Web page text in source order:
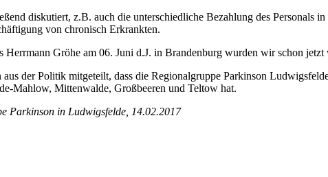
diskutiert, z.B. auch die unterschiedliche Bezahlung des Personals
von chronisch Erkrankten.
Herrmann Gröhe am 06. Juni d.J. in Brandenburg wurden wir schon
aus der Politik mitgeteilt, dass die Regionalgruppe Parkinson
Mahlow, Mittenwalde, Großbeeren und Teltow hat.
Parkinson in Ludwigsfelde, 14.02.2017